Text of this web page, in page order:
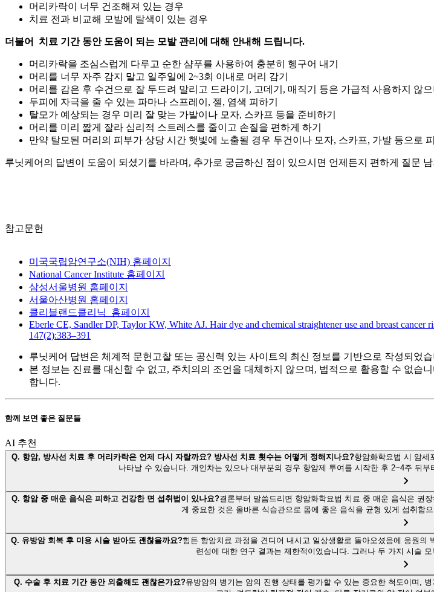
머리카락이 너무 건조해져 있는 경우
치료 전과 비교해 모발에 탈색이 있는 경우
더불어 치료 기간 동안 도움이 되는 모발 관리에 대해 안내해 드립니다.
머리카락을 조심스럽게 다루고 순한 샴푸를 사용하여 충분히 헹구어 내기
머리를 너무 자주 감지 말고 일주일에 2~3회 이내로 머리 감기
머리를 감은 후 수건으로 잘 두드려 말리고 드라이기, 고데기, 매직기 등은 가급적 사용하지 않
두피에 자극을 줄 수 있는 파마나 스프레이, 젤, 염색 피하기
탈모가 예상되는 경우 미리 잘 맞는 가발이나 모자, 스카프 등을 준비하기
머리를 미리 짧게 잘라 심리적 스트레스를 줄이고 손질을 편하게 하기
만약 탈모된 머리의 피부가 상당 시간 햇빛에 노출될 경우 두건이나 모자, 스카프, 가발 등으로
루닛케어의 답변이 도움이 되셨기를 바라며, 추가로 궁금하신 점이 있으시면 언제든지 편하게 질문
참고문헌
미국국립암연구소(NIH) 홈페이지
National Cancer Institute 홈페이지
삼성서울병원 홈페이지
서울아산병원 홈페이지
클리블랜드클리닉 홈페이지
Eberle CE, Sandler DP, Taylor KW, White AJ. Hair dye and chemical straightener use and breast
147(2):383–391
루닛케어 답변은 체계적 문헌고찰 또는 공신력 있는 사이트의 최신 정보를 기반으로 작성되었
본 정보는 진료를 대신할 수 없고, 주치의의 조언을 대체하지 않으며, 법적으로 활용할 수 없
합니다.
함께 보면 좋은 질문들
AI 추천
Q. 항암, 방사선 치료 후 머리카락은 언제 다시 자랄까요? 방사선 치료 횟수는 어떻게 정해지나요?항암화학요법 시 암세
나타날 수 있습니다. 개인차는 있으나 대부분의 경우 항암제 투여를 시작한 후 2~4주 뒤
Q. 항암 중 매운 음식은 피하고 건강한 면 섭취법이 있나요?결론부터 말씀드리면 항암화학요법 치료 중 매운 음식은 권
게 중요한 것은 올바른 식습관으로 몸에 좋은 음식을 균형 있게 섭취함
Q. 유방암 회복 후 미용 시술 받아도 괜찮을까요?힘든 항암치료 과정을 견디어 내시고 일상생활로 돌아오셨음에 응원
련성에 대한 연구 결과는 제한적이었습니다. 그러나 두 가지 시술
Q. 수술 후 치료 기간 동안 외출해도 괜찮은가요?유방암의 병기는 암의 진행 상태를 평가할 수 있는 중요한 척도이며,